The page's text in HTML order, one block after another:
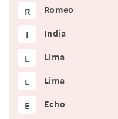
R Romeo
I India
L Lima
L Lima
E Echo